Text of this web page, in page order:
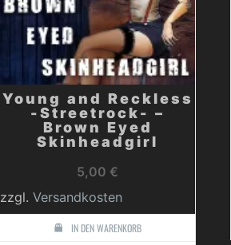
Young and Reckless
-Streetrock- –
Brown Eyed
Skinheadgirl
5,00€
zzgl. Versandkosten
IN DEN WARENKORB